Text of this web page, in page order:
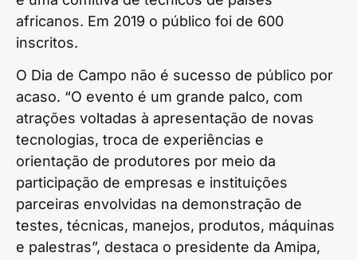
africanos. Em 2019 o público foi de 600
inscritos.
O Dia de Campo não é sucesso de público por
acaso. “O evento é um grande palco, com
atrações voltadas à apresentação de novas
tecnologias, troca de experiências e
orientação de produtores por meio da
participação de empresas e instituições
parceiras envolvidas na demonstração de
testes, técnicas, manejos, produtos, máquinas
e palestras”, destaca o presidente da Amipa,